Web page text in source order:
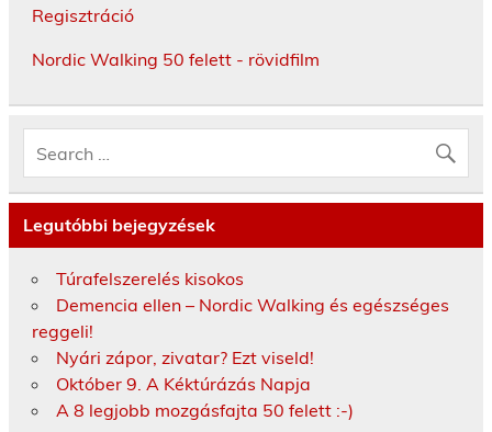
Regisztráció
Nordic Walking 50 felett - rövidfilm
Legutóbbi bejegyzések
Túrafelszerelés kisokos
Demencia ellen – Nordic Walking és egészséges
reggeli!
Nyári zápor, zivatar? Ezt viseld!
Október 9. A Kéktúrázás Napja
A 8 legjobb mozgásfajta 50 felett :-)